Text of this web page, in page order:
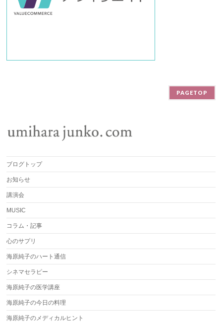
PAGETOP
ブログトップ
お知らせ
講演会
MUSIC
コラム・記事
心のサプリ
海原純子のハート通信
シネマセラピー
海原純子の医学講座
海原純子の今日の料理
海原純子のメディカルヒント